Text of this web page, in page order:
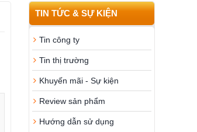
TIN TỨC & SỰ KIỆN
Tin công ty
Tin thị trường
Khuyến mãi - Sự kiện
Review sản phẩm
Hướng dẫn sử dụng